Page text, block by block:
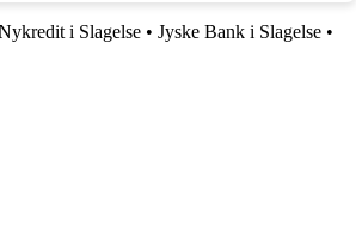
i Slagelse • Jyske Bank i Slagelse •